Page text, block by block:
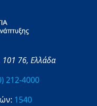
101 76, Ελλάδα
212-4000
1540